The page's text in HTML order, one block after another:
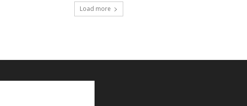
Load more